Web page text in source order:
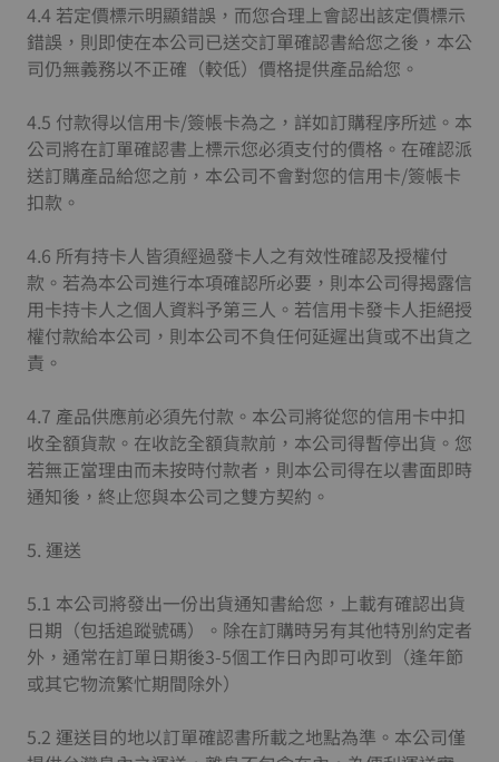
4.4 若定價標示明顯錯誤，而您合理上會認出該定價標示
錯誤，則即使在本公司已送交訂單確認書給您之後，本公
司仍無義務以不正確（較低）價格提供產品給您。
4.5 付款得以信用卡/簽帳卡為之，詳如訂購程序所述。本
公司將在訂單確認書上標示您必須支付的價格。在確認派
送訂購產品給您之前，本公司不會對您的信用卡/簽帳卡
扣款。
4.6 所有持卡人皆須經過發卡人之有效性確認及授權付
款。若為本公司進行本項確認所必要，則本公司得揭露信
用卡持卡人之個人資料予第三人。若信用卡發卡人拒絕授
權付款給本公司，則本公司不負任何延遲出貨或不出貨之
責。
4.7 產品供應前必須先付款。本公司將從您的信用卡中扣
收全額貨款。在收訖全額貨款前，本公司得暫停出貨。您
若無正當理由而未按時付款者，則本公司得在以書面即時
通知後，終止您與本公司之雙方契約。
5. 運送
5.1 本公司將發出一份出貨通知書給您，上載有確認出貨
日期（包括追蹤號碼）。除在訂購時另有其他特別約定者
外，通常在訂單日期後3-5個工作日內即可收到（逢年節
或其它物流繁忙期間除外）
5.2 運送目的地以訂單確認書所載之地點為準。本公司僅